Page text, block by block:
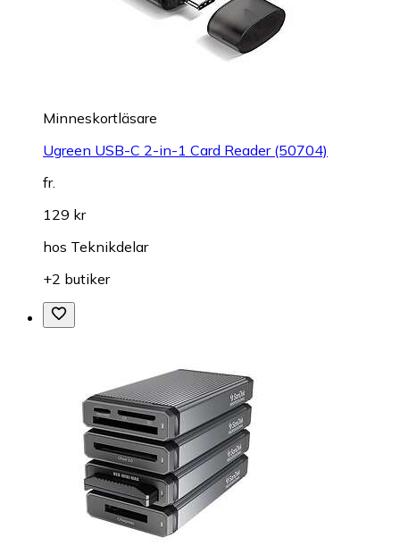
Minneskortläsare
Ugreen USB-C 2-in-1 Card Reader (50704)
fr.
129 kr
hos Teknikdelar
+2 butiker